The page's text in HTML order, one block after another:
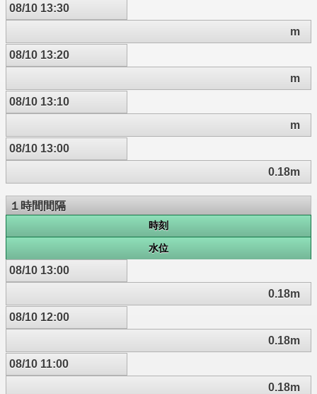
08/10 13:30
m
08/10 13:20
m
08/10 13:10
m
08/10 13:00
0.18m
１時間間隔
時刻
水位
08/10 13:00
0.18m
08/10 12:00
0.18m
08/10 11:00
0.18m